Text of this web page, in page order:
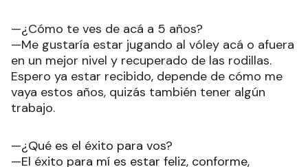
—¿Cómo te ves de acá a 5 años?
—Me gustaría estar jugando al vóley acá o afuera
en un mejor nivel y recuperado de las rodillas.
Espero ya estar recibido, depende de cómo me
vaya estos años, quizás también tener algún
trabajo.
—¿Qué es el éxito para vos?
—El éxito para mí es estar feliz, conforme,